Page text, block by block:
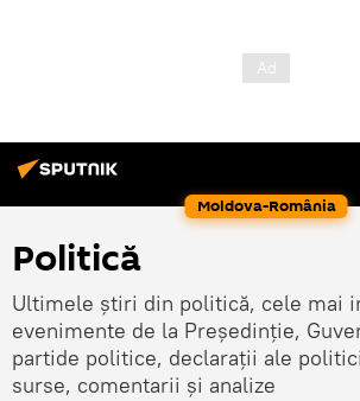
Moldova-România
Politică
Ultimele știri din politică, cele mai
evenimente de la Președinție,
partide politice, declarații ale
surse, comentarii și analize